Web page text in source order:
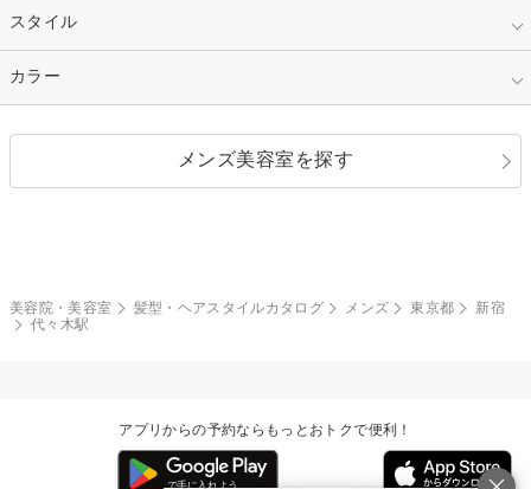
セミロング
カラー
縮毛矯正
指定なし
キュート
ストリート
スタイル
指定なし
ポニーテール
ボウズ
カラー
メンズ美容室を探す
美容院・美容室 髪型・ヘアスタイルカタログ メンズ 東京都
新宿
代々木駅
アプリからの予約ならもっとおトクで便利！